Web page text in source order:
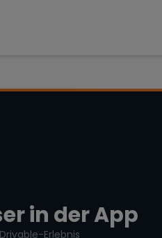
in der App
Erlebnis